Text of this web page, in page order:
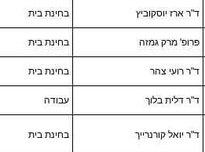
ד"ר ארז יוסקוביץ בחינת בית
פרופ' מרק גמזה בחינת בית
ד"ר רועי צהר בחינת בית
ד"ר דלית בלוך עבודה
ד"ר יואל קורנרייך בחינת בית